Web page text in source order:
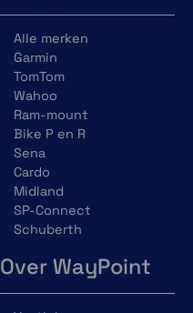
Alle merken
Garmin
TomTom
Wahoo
Ram-mount
Bike P en R
Sena
Cardo
Midland
SP-Connect
Schuberth
Over WayPoint